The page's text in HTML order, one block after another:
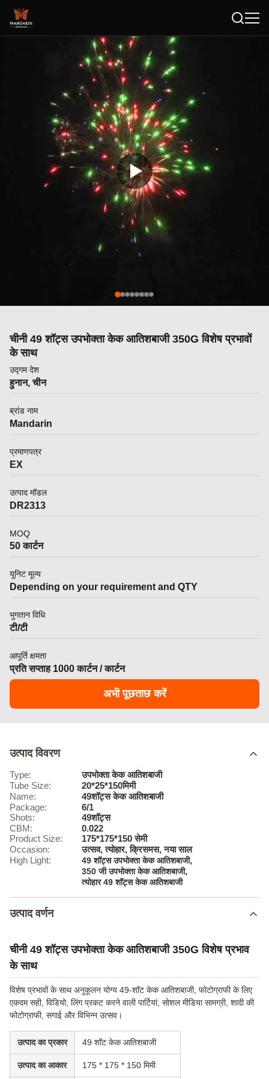
चीनी 49 शॉट्स उपभोक्ता केक आतिशबाजी 350G विशेष प्रभावों
के साथ
उद्गम देश
हुनान, चीन
ब्रांड नाम
Mandarin
प्रमाणपत्र
EX
उत्पाद मॉडल
DR2313
MOQ
50 कार्टन
यूनिट मूल्य
Depending on your requirement and QTY
भुगतान विधि
टी/टी
आपूर्ति क्षमता
प्रति सप्ताह 1000 कार्टन / कार्टन
अभी पूछताछ करें
उत्पाद विवरण
Type:
उपभोक्ता केक आतिशबाजी
Tube Size:
20*25*150मिमी
Name:
49शॉट्स केक आतिशबाजी
Package:
6/1
Shots:
49शॉट्स
CBM:
0.022
Product Size:
175*175*150 सेमी
Occasion:
उत्सव, त्योहार, क्रिसमस, नया साल
High Light:
49 शॉट्स उपभोक्ता केक आतिशबाजी,
350 जी उपभोक्ता केक आतिशबाजी,
त्योहार 49 शॉट्स केक आतिशबाजी
उत्पाद वर्णन
चीनी 49 शॉट्स उपभोक्ता केक आतिशबाजी 350G विशेष प्रभाव
के साथ
विशेष प्रभावों के साथ अनुकूलन योग्य 49-शॉट केक आतिशबाजी, फोटोग्राफी के लिए
एकदम सही, विडियो, लिंग प्रकट करने वाली पार्टियां, सोशल मीडिया सामग्री, शादी की
फोटोग्राफी, सगाई और विभिन्न उत्सव।
उत्पाद का प्रकार 49 शॉट केक आतिशबाजी
उत्पाद का आकार 175 * 175 * 150 मिमी